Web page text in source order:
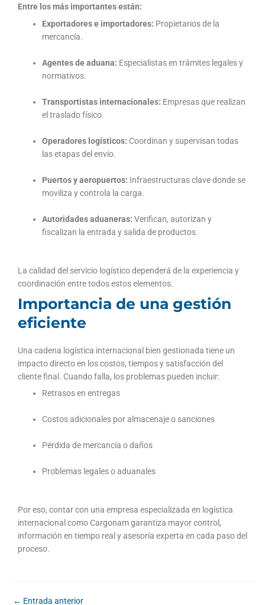
Entre los más importantes están:
Exportadores e importadores: Propietarios de la
mercancía.
Agentes de aduana: Especialistas en trámites legales y
normativos.
Transportistas internacionales: Empresas que realizan
el traslado físico.
Operadores logísticos: Coordinan y supervisan todas
las etapas del envío.
Puertos y aeropuertos: Infraestructuras clave donde se
moviliza y controla la carga.
Autoridades aduaneras: Verifican, autorizan y
fiscalizan la entrada y salida de productos.
La calidad del servicio logístico dependerá de la experiencia y
coordinación entre todos estos elementos.
Importancia de una gestión
eficiente
Una cadena logística internacional bien gestionada tiene un
impacto directo en los costos, tiempos y satisfacción del
cliente final. Cuando falla, los problemas pueden incluir:
Retrasos en entregas
Costos adicionales por almacenaje o sanciones
Pérdida de mercancía o daños
Problemas legales o aduanales
Por eso, contar con una empresa especializada en logística
internacional como Cargonam garantiza mayor control,
información en tiempo real y asesoría experta en cada paso del
proceso.
← Entrada anterior